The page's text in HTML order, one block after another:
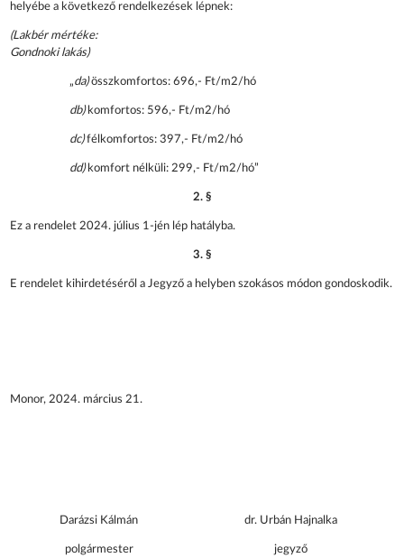
helyébe a következő rendelkezések lépnek:
(Lakbér mértéke:
Gondnoki lakás)
„da)összkomfortos: 696,- Ft/m2/hó
db)komfortos: 596,- Ft/m2/hó
dc)félkomfortos: 397,- Ft/m2/hó
dd)komfort nélküli: 299,- Ft/m2/hó”
2. §
Ez a rendelet 2024. július 1-jén lép hatályba.
3. §
E rendelet kihirdetéséről a Jegyző a helyben szokásos módon gondoskodik.
Monor, 2024. március 21.
Darázsi Kálmán
polgármester
dr. Urbán Hajnalka
jegyző